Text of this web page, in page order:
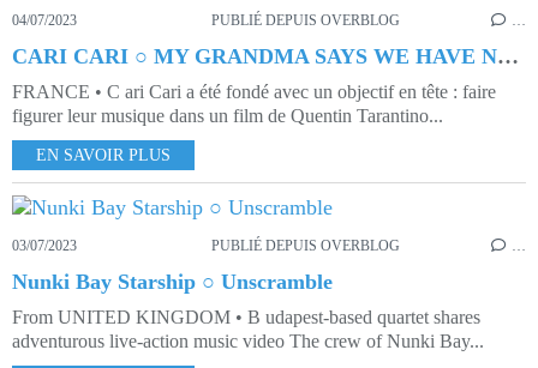
04/07/2023 PUBLIÉ DEPUIS OVERBLOG
CARI CARI ○ MY GRANDMA SAYS WE HAVE NO FUTURE
FRANCE • C ari Cari a été fondé avec un objectif en tête : faire
figurer leur musique dans un film de Quentin Tarantino...
EN SAVOIR PLUS
03/07/2023 PUBLIÉ DEPUIS OVERBLOG …
Nunki Bay Starship ○ Unscramble
From UNITED KINGDOM • B udapest-based quartet shares
adventurous live-action music video The crew of Nunki Bay...